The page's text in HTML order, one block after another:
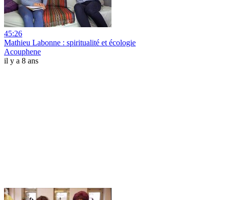
45:26
Mathieu Labonne : spiritualité et écologie
Acouphene
il y a 8 ans